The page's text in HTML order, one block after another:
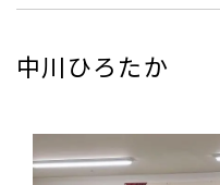
中川ひろたか